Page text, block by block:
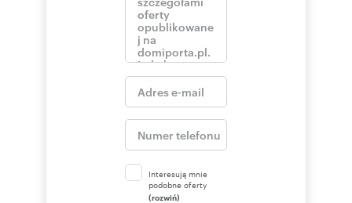
Interesują mnie
podobne oferty
(rozwiń)